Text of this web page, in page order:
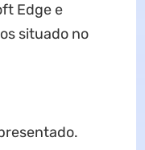
Edge e
situado no